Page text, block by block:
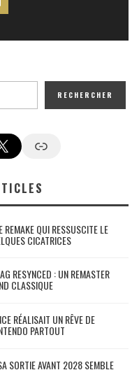
RECHERCHER
Google News
QUI RESSUSCITE LE
CICATRICES
RESYNCED : UN REMASTER
CLASSIQUE
RÉALISAIT UN RÊVE DE
PARTOUT
SORTIE AVANT 2028 SEMBLE